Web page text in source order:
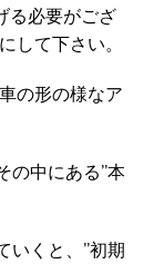
る必要がござ
して下さい。
の形の様なア
の中にある”本
いくと、”初期